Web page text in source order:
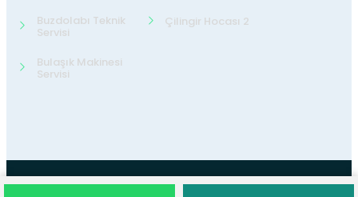
Buzdolabı Teknik
Servisi
Bulaşık Makinesi
Servisi
Çilingir Hocası 2
©202624 Teknik ServisTüm Hakları